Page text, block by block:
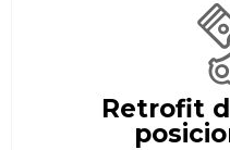
Retrofit